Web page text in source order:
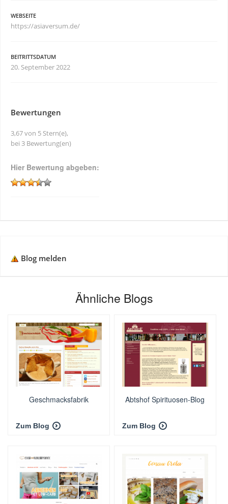
WEBSEITE
https://asiaversum.de/
BEITRITTSDATUM
20. September 2022
Bewertungen
3,67 von 5 Stern(e),
bei 3 Bewertung(en)
Hier Bewertung abgeben:
Blog melden
Ähnliche Blogs
Geschmacksfabrik
Zum Blog
Abtshof Spirituosen-Blog
Zum Blog